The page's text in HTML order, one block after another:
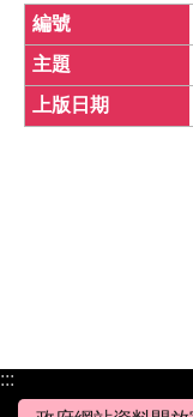
:::